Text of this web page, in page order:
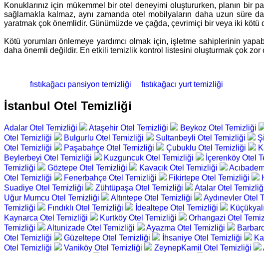
Konuklarınız için mükemmel bir otel deneyimi oluştururken, planın bir
sağlamakla kalmaz, aynı zamanda otel mobilyaların daha uzun süre
yaratmak çok önemlidir. Günümüzde ve çağda, çevrimiçi bir veya iki kötü
Kötü yorumları önlemeye yardımcı olmak için, işletme sahiplerinin
daha önemli değildir. En etkili temizlik kontrol listesini oluşturmak çok zor
fıstıkağacı pansiyon temizliği fıstıkağacı yurt temizliği
İstanbul Otel Temizliği
Adalar Otel Temizliği Ataşehir Otel Temizliği Beykoz Otel Temizliği
Otel Temizliği
Bulgurlu Otel Temizliği Sultanbeyli Otel Temizliği
Otel Temizliği
Paşabahçe Otel Temizliği Çubuklu Otel Temizliği
Beylerbeyi Otel Temizliği
Kuzguncuk Otel Temizliği İçerenköy Otel
Temizliği
Göztepe Otel Temizliği Kavacık Otel Temizliği
Otel Temizliği
Fenerbahçe Otel Temizliği Fikirtepe Otel Temizliği
Suadiye Otel Temizliği
Zühtüpaşa Otel Temizliği Atalar Otel
Uğur Mumcu Otel Temizliği
Altıntepe Otel Temizliği Aydınevler Otel
Temizliği
Fındıklı Otel Temizliği İdealtepe Otel Temizliği
Kaynarca Otel Temizliği
Kurtköy Otel Temizliği Orhangazi Otel
Temizliği
Altunizade Otel Temizliği Ayazma Otel Temizliği
Otel Temizliği
Güzeltepe Otel Temizliği İhsaniye Otel Temizliği
Otel Temizliği
Vaniköy Otel Temizliği ZeynepKamil Otel Temizliği